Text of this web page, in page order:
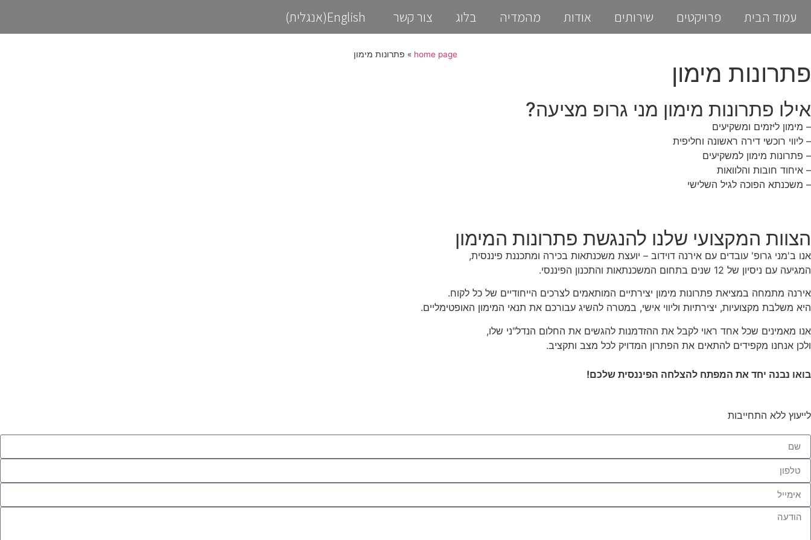
עמוד הבית פרויקטים שירותים אודות מהמדיה בלוג צור קשר English
(אנגלית)
home page
» פתרונות מימון
פתרונות מימון
אילו פתרונות מימון מני גרופ מציעה?
– מימון ליזמים ומשקיעים
– ליווי רוכשי דירה ראשונה וחליפית
– פתרונות מימון למשקיעים
– איחוד חובות והלוואות
– משכנתא הפוכה לגיל השלישי
הצוות המקצועי שלנו להנגשת פתרונות המימון
אנו ב'מני גרופ' עובדים עם אירנה דוידוב – יועצת משכנתאות בכירה ומתכננת פיננסית,
המגיעה עם ניסיון של 12 שנים בתחום המשכנתאות והתכנון הפיננסי.
אירנה מתמחה במציאת פתרונות מימון יצירתיים המותאמים לצרכים הייחודיים של כל לקוח.
היא משלבת מקצועיות, יצירתיות וליווי אישי, במטרה להשיג עבורכם את תנאי המימון האופטימליים.
אנו מאמינים שכל אחד ראוי לקבל את ההזדמנות להגשים את החלום הנדל"ני שלו,
ולכן אנחנו מקפידים להתאים את הפתרון המדויק לכל מצב ותקציב.
בואו נבנה יחד את המפתח להצלחה הפיננסית שלכם!
לייעוץ ללא התחייבות